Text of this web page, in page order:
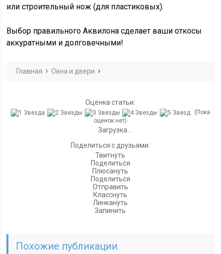
или строительный нож (для пластиковых).
Выбор правильного Аквилона сделает ваши откосы
аккуратными и долговечными!
Главная Окна и двери
Оценка статьи:
(Пока
оценок нет)
Загрузка...
Поделиться с друзьями:
Твитнуть
Поделиться
Плюсануть
Поделиться
Отправить
Класснуть
Линкануть
Запинить
Похожие публикации